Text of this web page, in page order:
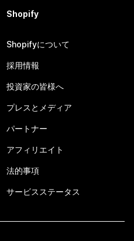
Shopify
Shopifyについて
採用情報
投資家の皆様へ
プレスとメディア
パートナー
アフィリエイト
法的事項
サービスステータス